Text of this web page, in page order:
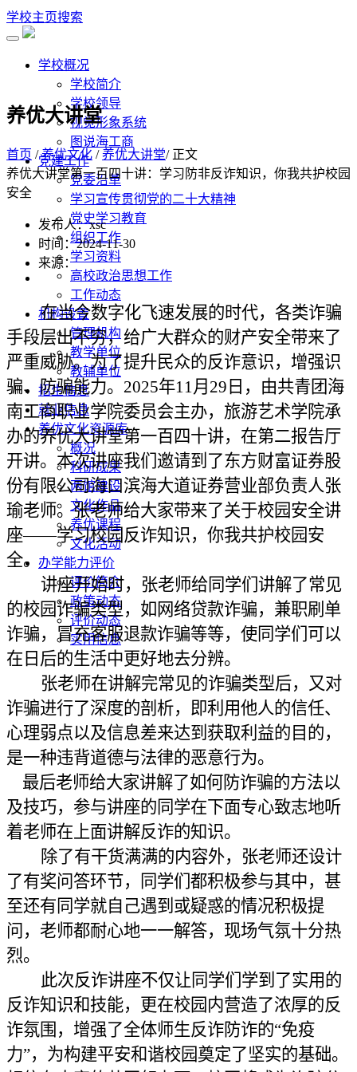
学校主页搜索
学校概况
学校简介
学校领导
视觉形象系统
图说海工商
党建工作
党委沿革
学习宣传贯彻党的二十大精神
党史学习教育
组织工作
学习资料
高校政治思想工作
工作动态
机构设置
管理机构
教学单位
教辅单位
招生信息
就业信息
养优文化资源库
概况
科研成果
两馆建设
文化作品
养优课程
文化活动
办学能力评价
评价简介
政策动态
评价动态
实用信息
养优大讲堂
首页 /养优文化 /养优大讲堂/ 正文
养优大讲堂第一百四十讲：学习防非反诈知识，你我共护校园
安全
发布人：xsc
时间：2024-11-30
来源：
在当今数字化飞速发展的时代，各类诈骗
手段层出不穷，给广大群众的财产安全带来了
严重威胁。为了提升民众的反诈意识，增强识
骗、防骗能力。 2025年11月29日 ，由共青团海
南工商职业学院委员会主办，旅游艺术学院承
办的养优大讲堂第一百四十讲，在第二报告厅
开讲。 本次讲座我们邀请到了东方财富证券股
份有限公司海口滨海大道证券营业部负责人张
瑜老师。张老师给大家带来了关于校园安全讲
座——学习校园反诈知识，你我共护校园安
全。
讲座开始时，张老师给同学们讲解了常见
的校园诈骗类型 ， 如网络贷款诈骗， 兼职刷单
诈骗， 冒充客服退款诈骗等等，使同学们可以
在日后的生活中更好地去分辨。
张老师在讲解完常见的诈骗类型后，又对
诈骗进行了深度的剖析，即利用他人的信任、
心理弱点以及信息差来达到获取利益的目的，
是一种违背道德与法律的恶意行为。
最后老师给大家讲解了如何防诈骗的方法以
及技巧， 参与讲座的同学在下面专心致志地听
着老师在上面讲解反诈的知识。
除了有干货满满的内容外，张老师还设计
了有奖问答环节，同学们都积极参与其中，甚
至还有同学就自己遇到或疑惑的情况积极提
问，老师都耐心地一一解答，现场气氛十分热
烈。
此次反诈讲座不仅让同学们学到了实用的
反诈知识和技能，更在校园内营造了浓厚的反
诈氛围，增强了全体师生反诈防诈的“免疫
力”，为构建平安和谐校园奠定了坚实的基础。